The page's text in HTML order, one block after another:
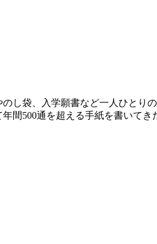
し袋、入学願書など一人ひとり
間500通を超える手紙を書いて